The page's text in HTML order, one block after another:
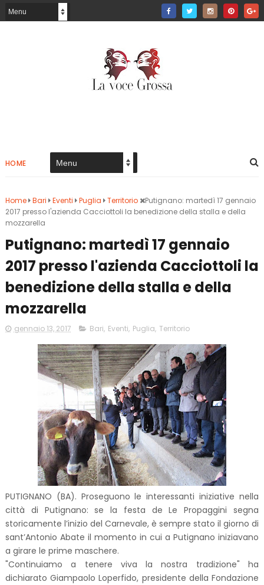
HOME
Home Bari Eventi Puglia Territorio
Putignano: martedì 17 gennaio
2017 presso l'azienda Cacciottoli la benedizione della stalla e della
mozzarella
Putignano: martedì 17 gennaio
2017 presso l'azienda Cacciottoli la
benedizione della stalla e della
mozzarella
gennaio 13, 2017 Bari, Eventi, Puglia, Territorio
PUTIGNANO (BA). Proseguono le interessanti iniziative nella
città di Putignano: se la festa de Le Propaggini segna
storicamente l’inizio del Carnevale, è sempre stato il giorno di
sant’Antonio Abate il momento in cui a Putignano iniziavano
a girare le prime maschere.
"Continuiamo a tenere viva la nostra tradizione" ha
dichiarato Giampaolo Loperfido, presidente della Fondazione